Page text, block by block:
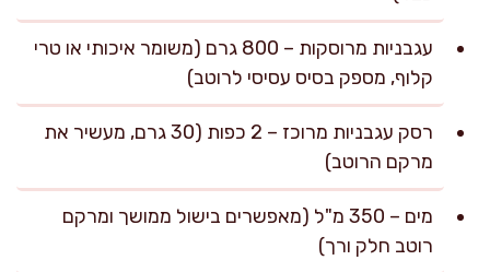
עגבניות מרוסקות – 800 גרם (משומר איכותי או טרי
קלוף, מספק בסיס עסיסי לרוטב)
רסק עגבניות מרוכז – 2 כפות (30 גרם, מעשיר את
מרקם הרוטב)
מים – 350 מ"ל (מאפשרים בישול ממושך ומרקם
רוטב חלק ורך)